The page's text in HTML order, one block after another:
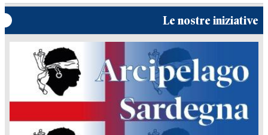
Le nostre iniziative